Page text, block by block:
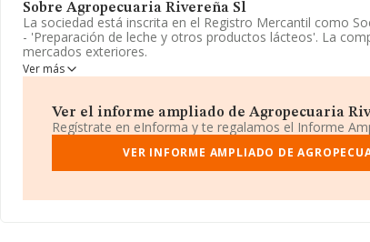
Sobre Agropecuaria Rivereña Sl
La sociedad está inscrita en el Registro Mercantil como
- 'Preparación de leche y otros productos lácteos'. La
mercados exteriores.
Ha contado con el mismo número de empleados y
de sector.
Dentro del ranking de empresas elaborado por
facturación, podemos decir de la compañía que: en 2025
nivel sectorial pasando a ocupar la posición 100, frente a
Gallego S.LyBraña Salgueiro S.L; sin embargo, por
Ver más
Ver el informe ampliado de Agropecuaria
Regístrate en eInforma y te regalamos el Informe
VER INFORME AMPLIADO DE